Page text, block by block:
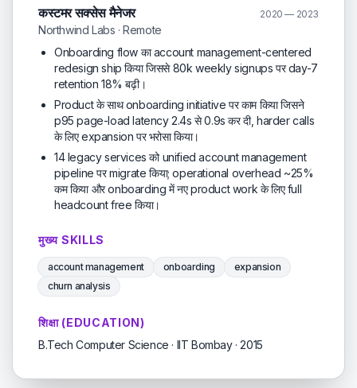
कस्टमर सक्सेस मैनेजर 2020 — 2023
Northwind Labs · Remote
Onboarding flow का account management-centered
redesign ship किया जिससे 80k weekly signups पर day-7
retention 18% बढ़ी।
Product के साथ onboarding initiative पर काम किया जिसने
p95 page-load latency 2.4s से 0.9s कर दी, harder calls
के लिए expansion पर भरोसा किया।
14 legacy services को unified account management
pipeline पर migrate किया; operational overhead ~25%
कम किया और onboarding में नए product work के लिए full
headcount free किया।
मुख्य SKILLS
account management onboarding
expansion
churn analysis
शिक्षा (EDUCATION)
B.Tech Computer Science · IIT Bombay · 2015